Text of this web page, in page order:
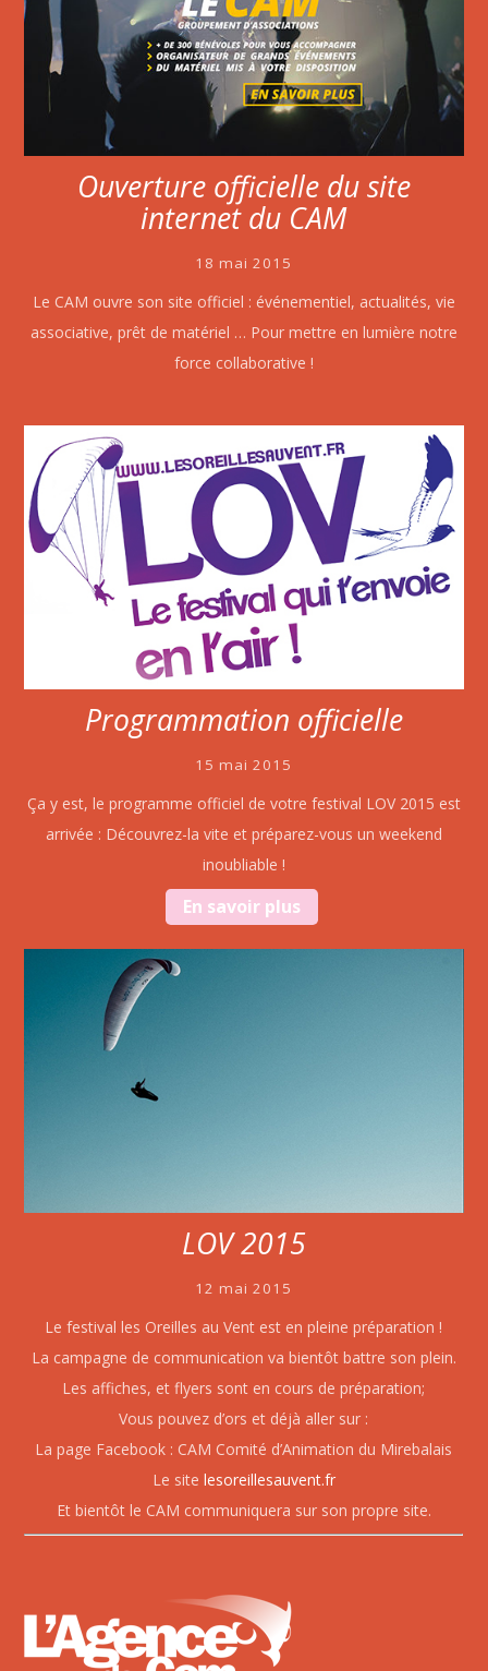
Ouverture officielle du site
internet du CAM
18 mai 2015
Le CAM ouvre son site officiel : événementiel, actualités, vie
associative, prêt de matériel … Pour mettre en lumière notre
force collaborative !
Programmation officielle
15 mai 2015
Ça y est, le programme officiel de votre festival LOV 2015 est
arrivée : Découvrez-la vite et préparez-vous un weekend
inoubliable !
En savoir plus
LOV 2015
12 mai 2015
Le festival les Oreilles au Vent est en pleine préparation !
La campagne de communication va bientôt battre son plein.
Les affiches, et flyers sont en cours de préparation;
Vous pouvez d’ors et déjà aller sur :
La page Facebook : CAM Comité d’Animation du Mirebalais
Le site lesoreillesauvent.fr
Et bientôt le CAM communiquera sur son propre site.